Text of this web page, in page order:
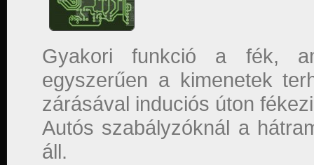
Gyakori funkció a fék,
egyszerűen a kimenetek
zárásával induciós úton
Autós szabályzóknál a
áll.